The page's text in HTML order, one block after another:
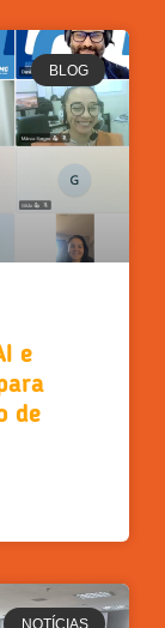
BLOG
e
de
NOTÍCIAS